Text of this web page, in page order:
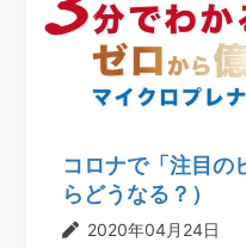
コロナで「注目の
らどうなる？）
2020年04月24日